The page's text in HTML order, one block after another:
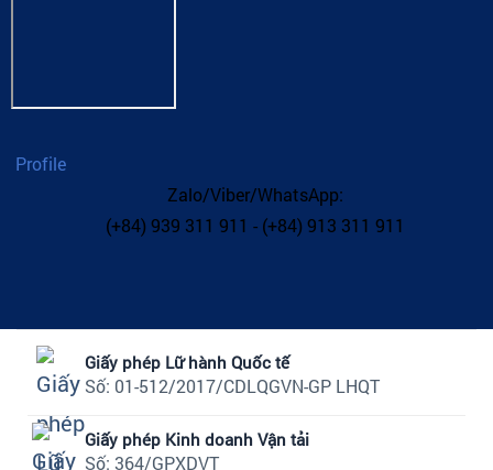
Profile
Zalo/Viber/WhatsApp:
(+84) 939 311 911 - (+84) 913 311 911
Giấy phép Lữ hành Quốc tế
Số: 01-512/2017/CDLQGVN-GP LHQT
Giấy phép Kinh doanh Vận tải
Số: 364/GPXDVT